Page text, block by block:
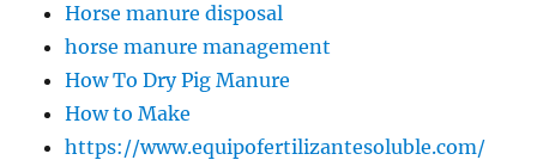
Horse manure disposal
horse manure management
How To Dry Pig Manure
How to Make
https://www.equipofertilizantesoluble.com/